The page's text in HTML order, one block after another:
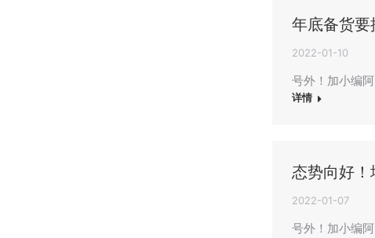
年底备货要
2022-01-10
号外！加小编
详情
态势向好！
2022-01-07
号外！加小编